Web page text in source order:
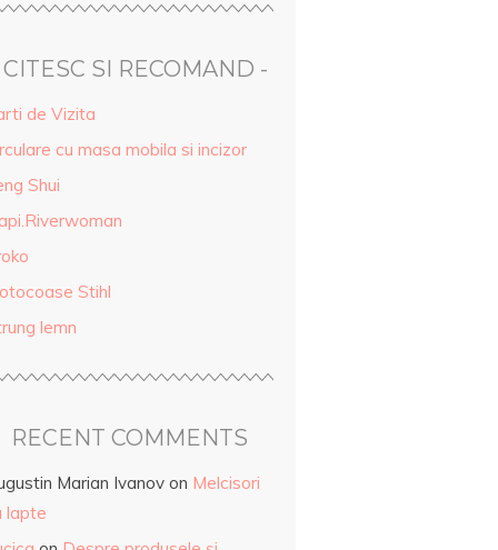
CITESC SI RECOMAND -
de Vizita
cu masa mobila si incizor
Shui
Stihl
lemn
RECENT COMMENTS
Marian Ivanov on Melcisori
lapte